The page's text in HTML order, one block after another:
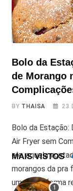
Bolo da
de Morango
BY THAISA 23
Bolo da
Air Fryer sem
ele, aquela
morangos da pra
uma nova forma
MAIS VISTOS